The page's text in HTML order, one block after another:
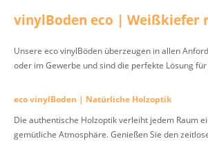
vinylBoden eco | Weißkiefer
Unsere eco vinylBöden überzeugen in allen
oder im Gewerbe und sind die perfekte Lösung
eco vinylBoden | Natürliche Holzoptik
Die authentische Holzoptik verleiht jedem Raum
gemütliche Atmosphäre. Genießen Sie den